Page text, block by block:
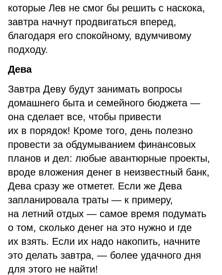
которые Лев не смог бы решить с наскока,
завтра начнут продвигаться вперед,
благодаря его спокойному, вдумчивому
подходу.
Дева
Завтра Деву будут занимать вопросы
домашнего быта и семейного бюджета —
она сделает все, чтобы привести
их в порядок! Кроме того, день полезно
провести за обдумыванием финансовых
планов и дел: любые авантюрные проекты,
вроде вложения денег в неизвестный банк,
Дева сразу же отметет. Если же Дева
запланировала траты — к примеру,
на летний отдых — самое время подумать
о том, сколько денег на это нужно и где
их взять. Если их надо накопить, начните
это делать завтра, — более удачного дня
для этого не найти!